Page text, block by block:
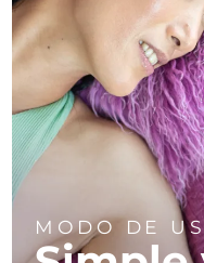
MODO DE